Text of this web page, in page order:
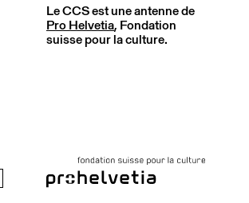
Le CCS est une antenne de
Pro Helvetia, Fondation
suisse pour la culture.